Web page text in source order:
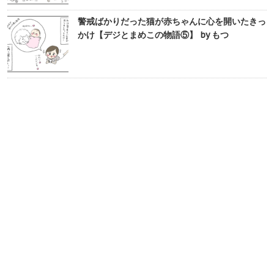
警戒ばかりだった猫が赤ちゃんに心を開いたきっ
かけ【デジとまめこの物語⑤】 by もつ